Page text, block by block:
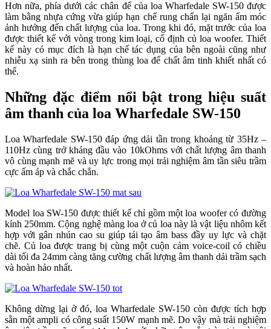
Hơn nữa, phía dưới các chân đế của loa Wharfedale SW-150 được
làm bằng nhựa cứng vừa giúp hạn chế rung chấn lại ngăn ẩm móc
ảnh hưởng đến chất lượng của loa. Trong khi đó, mặt trước của loa
được thiết kế với vòng trong kim loại, cố định củ loa woofer. Thiết
kế này có mục đích là hạn chế tác dụng của bên ngoài cũng như
nhiễu xạ sinh ra bên trong thùng loa để chất âm tinh khiết nhất có
thể.
Những đặc điểm nổi bật trong hiệu suất
âm thanh của loa Wharfedale SW-150
Loa Wharfedale SW-150 đáp ứng dải tần trong khoảng từ 35Hz –
110Hz cùng trở kháng đầu vào 10kOhms với chất lượng âm thanh
vô cùng mạnh mẽ và uy lực trong mọi trải nghiệm âm tần siêu trầm
cực ấm áp và chắc chắn.
Model loa SW-150 được thiết kế chỉ gồm một loa woofer có đường
kính 250mm. Cộng nghệ màng loa ở củ loa này là vật liệu nhôm kết
hợp với gân nhún cao su giúp tái tạo âm bass đầy uy lực và chặt
chẽ. Củ loa được trang bị cùng một cuộn cảm voice-coil có chiều
dài tối đa 24mm càng tăng cường chất lượng âm thanh dải trầm sạch
và hoàn hảo nhất.
Không dừng lại ở đó, loa Wharfedale SW-150 còn được tích hợp
sẵn một ampli có công suất 150W mạnh mẽ. Do vậy mà trải nghiệm